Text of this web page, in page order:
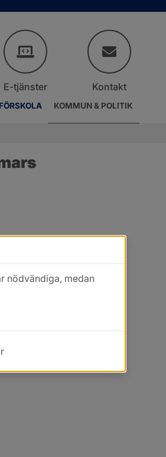
KOMMUN & POLITIK
E-tjänster Kontakt
nödvändiga, medan